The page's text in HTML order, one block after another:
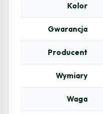
Kolor
Gwarancja
Producent
Wymiary
Waga